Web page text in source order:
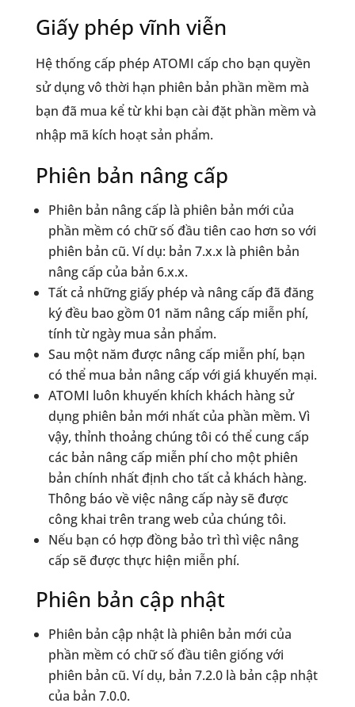
Giấy phép vĩnh viễn
Hệ thống cấp phép ATOMI cấp cho bạn quyền
sử dụng vô thời hạn phiên bản phần mềm mà
bạn đã mua kể từ khi bạn cài đặt phần mềm và
nhập mã kích hoạt sản phẩm.
Phiên bản nâng cấp
Phiên bản nâng cấp là phiên bản mới của
phần mềm có chữ số đầu tiên cao hơn so với
phiên bản cũ. Ví dụ: bản 7.x.x là phiên bản
nâng cấp của bản 6.x.x.
Tất cả những giấy phép và nâng cấp đã đăng
ký đều bao gồm 01 năm nâng cấp miễn phí,
tính từ ngày mua sản phẩm.
Sau một năm được nâng cấp miễn phí, bạn
có thể mua bản nâng cấp với giá khuyến mại.
ATOMI luôn khuyến khích khách hàng sử
dụng phiên bản mới nhất của phần mềm. Vì
vậy, thỉnh thoảng chúng tôi có thể cung cấp
các bản nâng cấp miễn phí cho một phiên
bản chính nhất định cho tất cả khách hàng.
Thông báo về việc nâng cấp này sẽ được
công khai trên trang web của chúng tôi.
Nếu bạn có hợp đồng bảo trì thì việc nâng
cấp sẽ được thực hiện miễn phí.
Phiên bản cập nhật
Phiên bản cập nhật là phiên bản mới của
phần mềm có chữ số đầu tiên giống với
phiên bản cũ. Ví dụ, bản 7.2.0 là bản cập nhật
của bản 7.0.0.